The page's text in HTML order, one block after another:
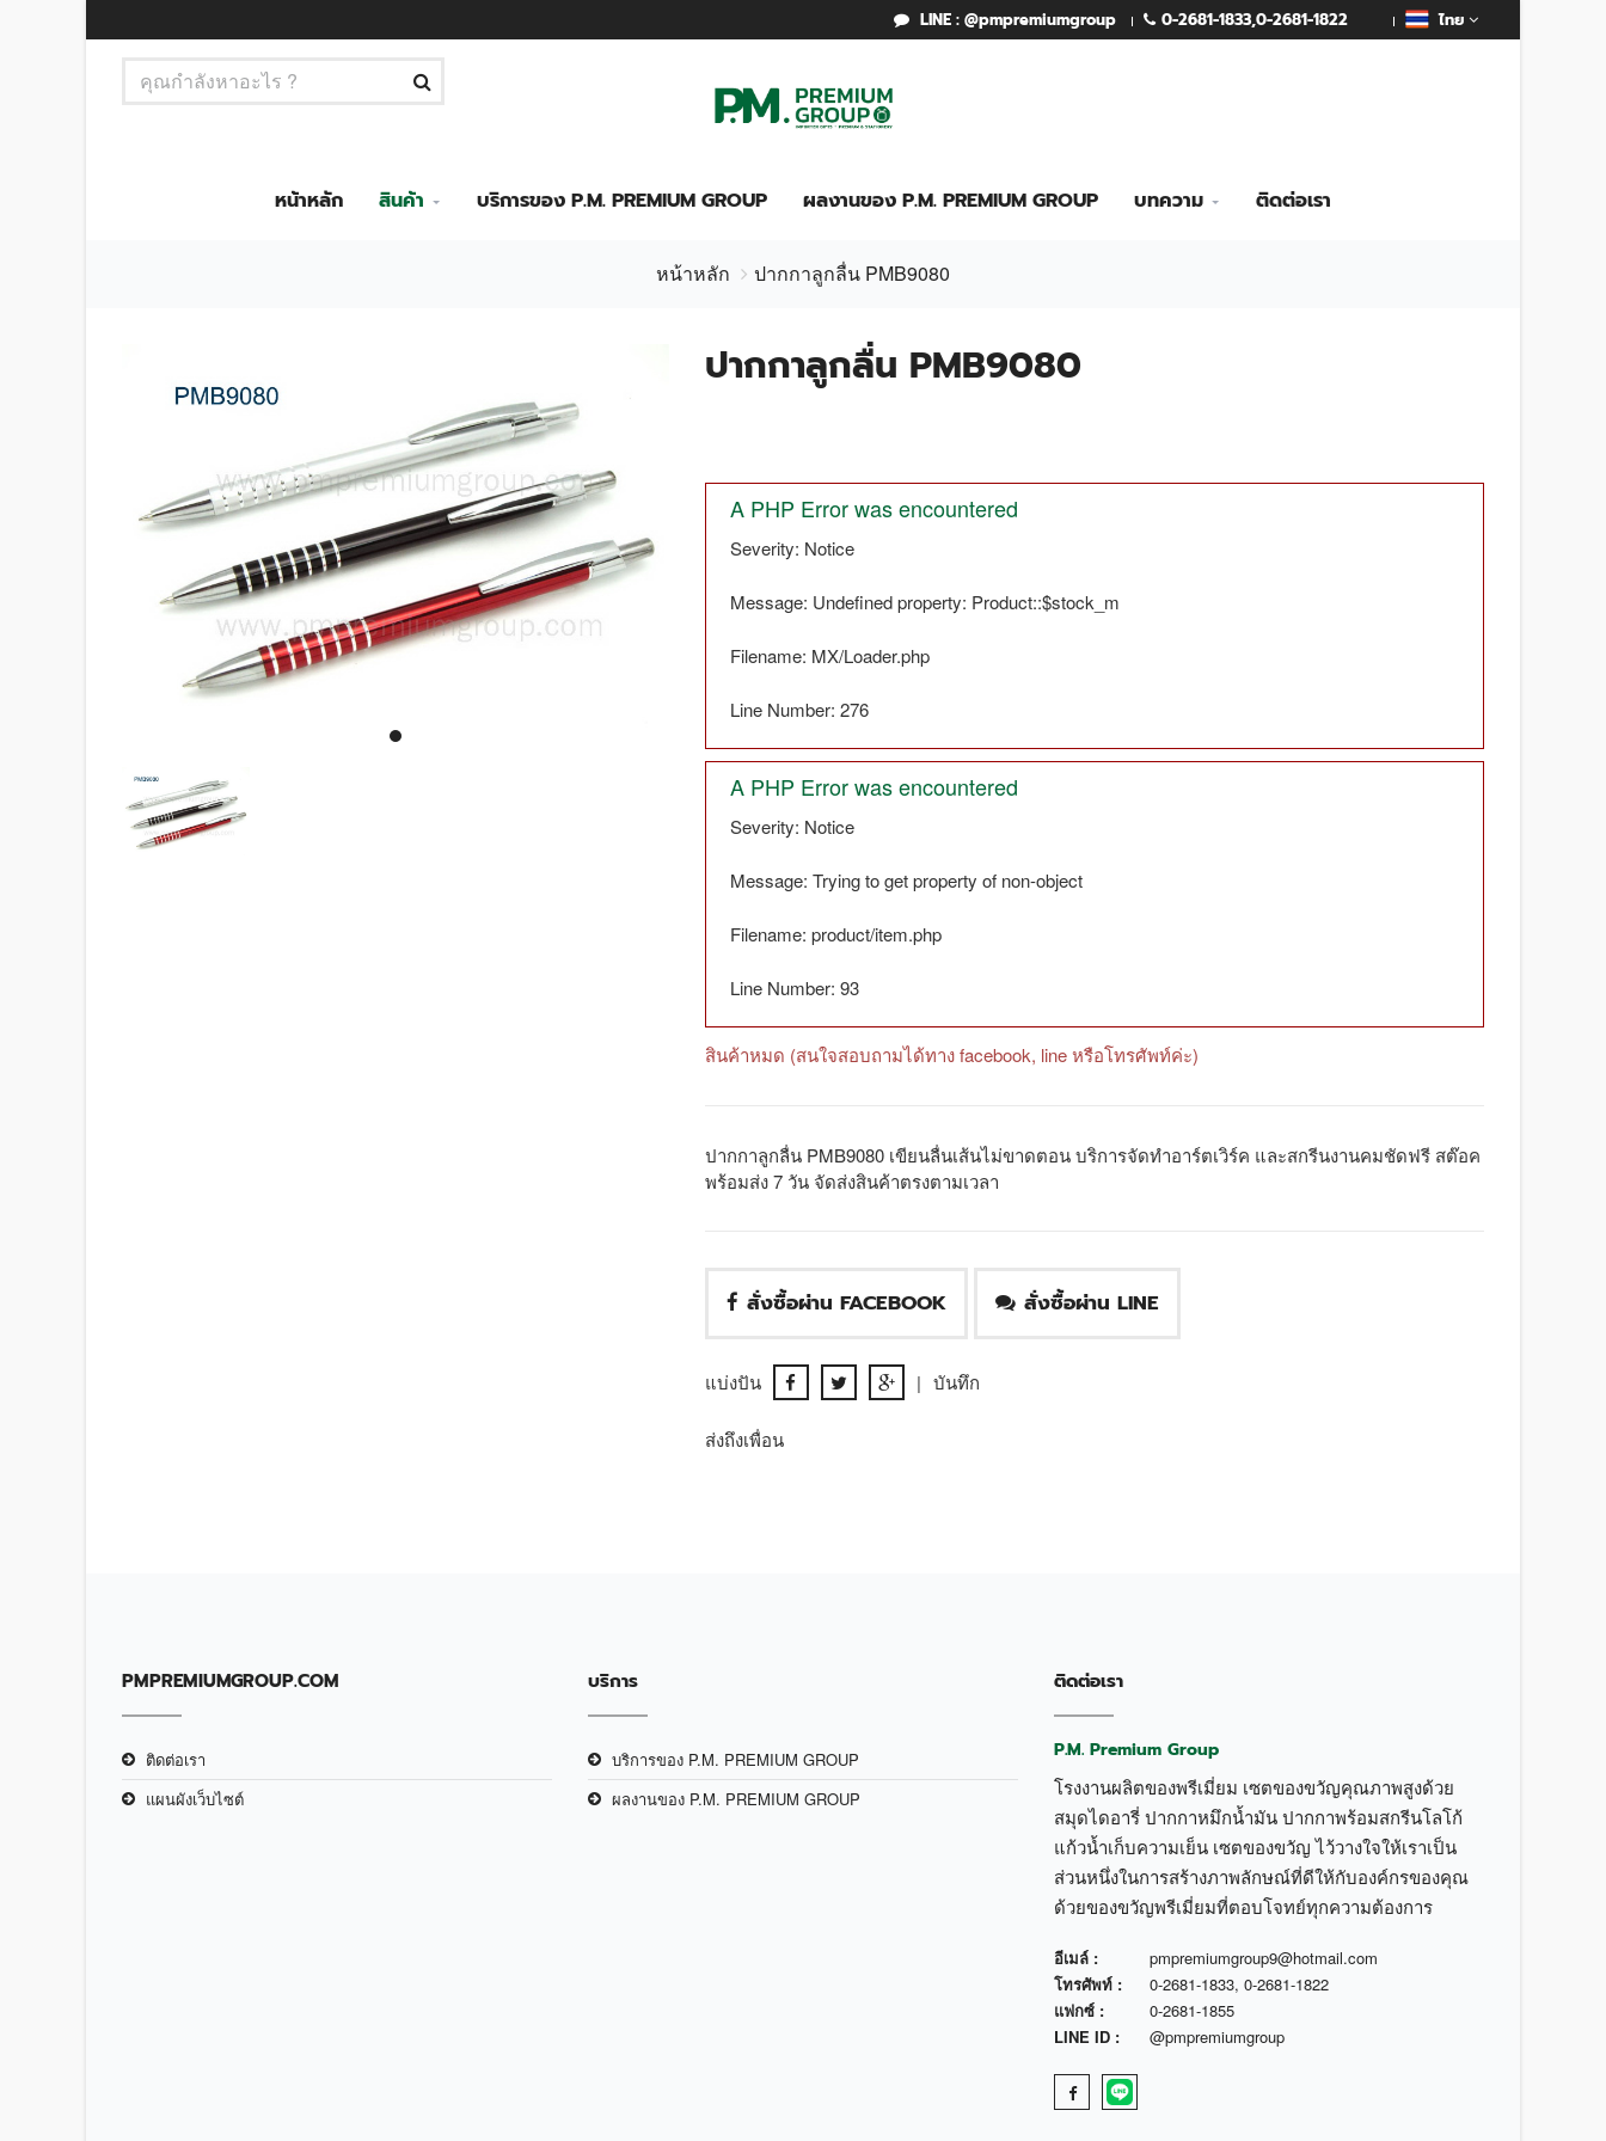
LINE : @pmpremiumgroup 0-2681-1833,0-2681-1822 ไทย
หน้าหลัก สินค้า บริการของ P.M. PREMIUM GROUP ผลงานของ P.M. PREMIUM GROUP บทความ ติดต่อเรา
หน้าหลัก ปากกาลูกลื่น PMB9080
ปากกาลูกลื่น PMB9080
A PHP Error was encountered
Severity: Notice
Message: Undefined property: Product::$stock_m
Filename: MX/Loader.php
Line Number: 276
A PHP Error was encountered
Severity: Notice
Message: Trying to get property of non-object
Filename: product/item.php
Line Number: 93
สินค้าหมด (สนใจสอบถามได้ทาง facebook, line หรือโทรศัพท์ค่ะ)
ปากกาลูกลื่น PMB9080 เขียนลื่นเส้นไม่ขาดตอน บริการจัดทำอาร์ตเวิร์ค และสกรีนงานคมชัดฟรี สต๊อค
พร้อมส่ง 7 วัน จัดส่งสินค้าตรงตามเวลา
สั่งซื้อผ่าน FACEBOOK สั่งซื้อผ่าน LINE
แบ่งปัน | บันทึก
ส่งถึงเพื่อน
PMPREMIUMGROUP.COM
ติดต่อเรา
แผนผังเว็บไซต์
บริการ
บริการของ P.M. PREMIUM GROUP
ผลงานของ P.M. PREMIUM GROUP
ติดต่อเรา
P.M. Premium Group
โรงงานผลิตของพรีเมี่ยม เซตของขวัญคุณภาพสูงด้วย
สมุดไดอารี่ ปากกาหมึกน้ำมัน ปากกาพร้อมสกรีนโลโก้
แก้วน้ำเก็บความเย็น เซตของขวัญ ไว้วางใจให้เราเป็น
ส่วนหนึ่งในการสร้างภาพลักษณ์ที่ดีให้กับองค์กรของคุณ
ด้วยของขวัญพรีเมี่ยมที่ตอบโจทย์ทุกความต้องการ
อีเมล์ :
pmpremiumgroup9@hotmail.com
โทรศัพท์ :
0-2681-1833, 0-2681-1822
แฟกซ์ :
0-2681-1855
LINE ID :
@pmpremiumgroup